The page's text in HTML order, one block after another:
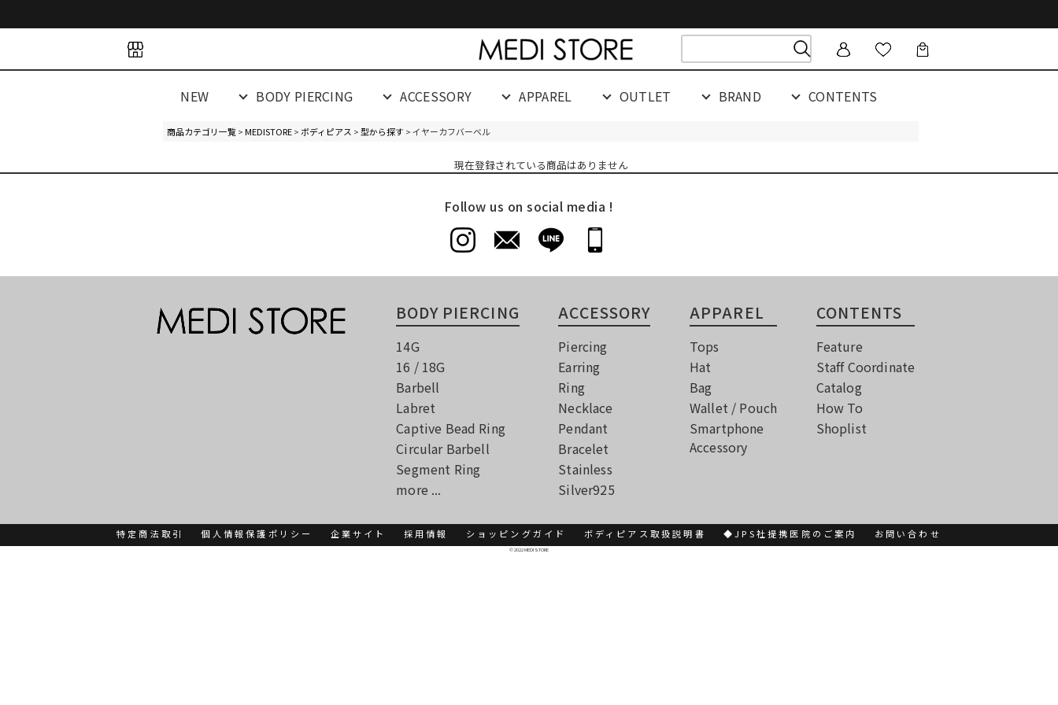
NEW BODY PIERCING ACCESSORY APPAREL OUTLET BRAND CONTENTS
商品カテゴリ一覧>MEDISTORE> ボディピアス >型から探す > イヤーカフバーベル
現在登録されている商品はありません
Follow us on social media !
BODY PIERCING
14G
16 / 18G
Barbell
Labret
Captive Bead Ring
Circular Barbell
Segment Ring
more ...
ACCESSORY
Piercing
Earring
Ring
Necklace
Pendant
Bracelet
Stainless
Silver925
APPAREL
Tops
Hat
Bag
Wallet / Pouch
Smartphone
Accessory
CONTENTS
Feature
Staff Coordinate
Catalog
How To
Shoplist
特定商法取引 個人情報保護ポリシー 企業サイト 採用情報 ショッピングガイド ボディピアス取扱説明書 ◆JPS社提携医院のご案内 お問い合わせ
© 2022 MEDI STORE